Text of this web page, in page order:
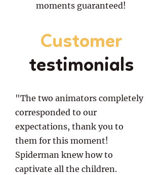
moments guaranteed!
Customer
testimonials
"The two animators completely
corresponded to our
expectations, thank you to
them for this moment!
Spiderman knew how to
captivate all the children.